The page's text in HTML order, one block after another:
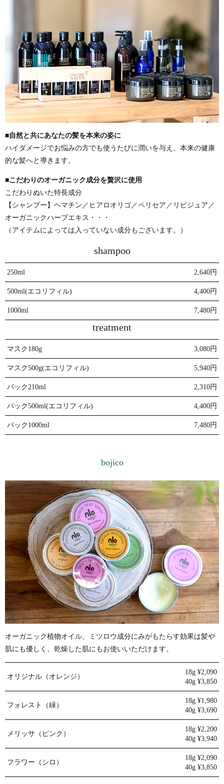
■自然と共にあなたの髪を本来の姿に
ハイダメージでお悩みの方でも使うたびに潤いを与え、本来の健康
的な髪へと導きます。
■こだわりのオーガニック成分を贅沢に使用
こだわりぬいた特長成分
【シャンプー】ヘマチン／ヒアロオリゴ／ペリセア／リピジュア／
オーガニックハーブエキス・・・
（アイテムによっては入っていない成分もございます。）
shampoo
250ml 2,640円
500ml(エコリフィル) 4,400円
1000ml 7,480円
treatment
マスク180g 3,080円
マスク500g(エコリフィル) 5,940円
パック210ml 2,310円
パック500ml(エコリフィル) 4,400円
パック1000ml 7,480円
bojico
オーガニック植物オイル、ミツロウ成分にみがもたらす効果は髪や
肌にも優しく、乾燥した肌にもお使いいただけます。
オリジナル（オレンジ）
18g ¥2,090
40g ¥3,850
フォレスト（緑）
18g ¥1,980
40g ¥3,690
メリッサ（ピンク）
18g ¥2,200
40g ¥3,940
フラワー（シロ）
18g ¥2,090
40g ¥3,850